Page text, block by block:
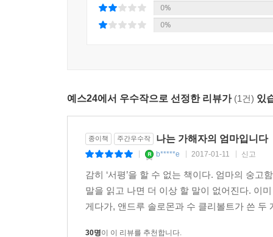
없었다. 우리 ‘햇살’, 착한 아이, 늘 내가 좋은 엄
대체 딜런의 삶 어디에서 그게 나온 걸까?(45)
나는 제정신이 아니었지만 그러면서도 뉴스에
일인지 알 정도는 되었다. 내 아들이 살인자라는
어떤 장난을 치는지 보여주는 극적인 예다. 어처
받을 수 있는 방법이 있다면 알려주렴. 우리에게
내 아들이 악몽 같은 잔인한 행동을 계획하고
페가수스를 만들어준 마음이 따뜻한 아이, 천 피
0%
0%
예스24에서 우수작으로 선정한 리뷰가 (1건) 있
종이책 주간우수작 나는 가해자의 엄마입니다
b*****e 2017-01-11 신고
감히 ‘서평’을 할 수 없는 책이다. 엄마의 숭고
말을 읽고 나면 더 이상 할 말이 없어진다. 이
게다가, 앤드루 솔로몬과 수 클리볼트가 쓴
30명이 이 리뷰를 추천합니다.